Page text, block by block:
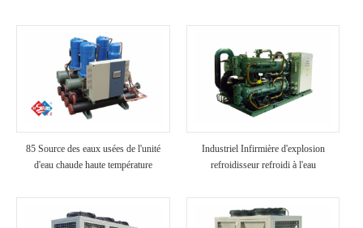
85 Source des eaux usées de l'unité
d'eau chaude haute température
Industriel Infirmière d'explosion
refroidisseur refroidi à l'eau